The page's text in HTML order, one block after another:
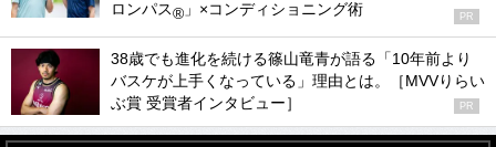
ロンパス® 」×コンディショニング術 PR
38歳でも進化を続ける篠山竜青が語る「10年前より
バスケが上手くなっている」理由とは。［MVVりらい
ぶ賞 受賞者インタビュー］
PR